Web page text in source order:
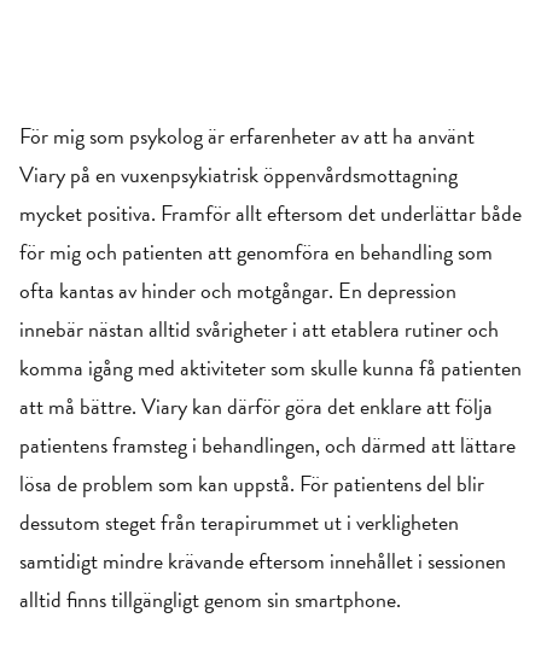
För mig som psykolog är erfarenheter av att ha använt
Viary på en vuxenpsykiatrisk öppenvårdsmottagning
mycket positiva. Framför allt eftersom det underlättar både
för mig och patienten att genomföra en behandling som
ofta kantas av hinder och motgångar. En depression
innebär nästan alltid svårigheter i att etablera rutiner och
komma igång med aktiviteter som skulle kunna få patienten
att må bättre. Viary kan därför göra det enklare att följa
patientens framsteg i behandlingen, och därmed att lättare
lösa de problem som kan uppstå. För patientens del blir
dessutom steget från terapirummet ut i verkligheten
samtidigt mindre krävande eftersom innehållet i sessionen
alltid finns tillgängligt genom sin smartphone.